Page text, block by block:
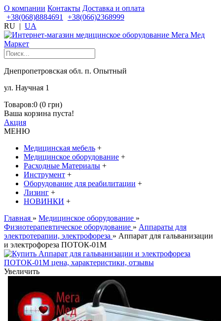
О компании Контакты Доставка и оплата
+38(068)8884691
+38(066)2368999
RU | UA
Днепропетровская обл. п. Опытный
ул. Научная 1
Товаров:0 (0 грн)
Ваша корзина пуста!
Акция
МЕНЮ
Медицинская мебель +
Медицинское оборудование +
Расходные Материалы +
Инструмент +
Оборудование для реабилитации +
Лизинг +
НОВИНКИ +
Главная » Медицинское оборудование »
Физиотерапевтическое оборудование » Аппараты для
электротерапии, электрофореза » Аппарат для гальванизации
и электрофореза ПОТОК-01М
Увеличить